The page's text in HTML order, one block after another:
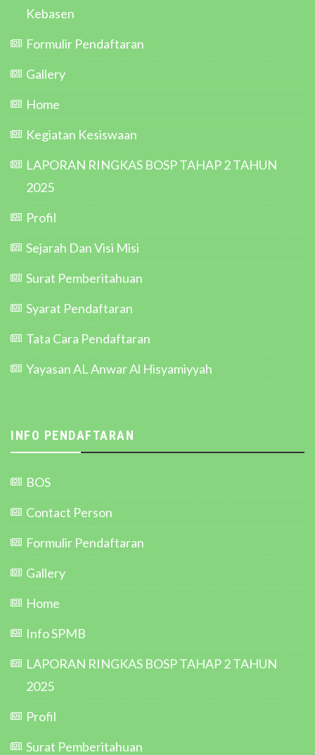
Kebasen
Formulir Pendaftaran
Gallery
Home
Kegiatan Kesiswaan
LAPORAN RINGKAS BOSP TAHAP 2 TAHUN
2025
Profil
Sejarah Dan Visi Misi
Surat Pemberitahuan
Syarat Pendaftaran
Tata Cara Pendaftaran
Yayasan AL Anwar Al Hisyamiyyah
INFO PENDAFTARAN
BOS
Contact Person
Formulir Pendaftaran
Gallery
Home
Info SPMB
LAPORAN RINGKAS BOSP TAHAP 2 TAHUN
2025
Profil
Surat Pemberitahuan